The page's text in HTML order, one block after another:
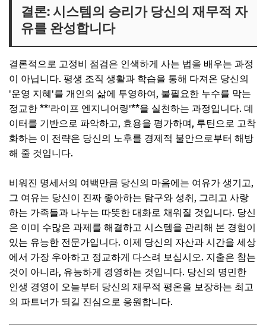
결론: 시스템의 승리가 당신의 재무적 자
유를 완성합니다
결론적으로 고정비 점검은 인색하게 사는 법을 배우는 과정
이 아닙니다. 평생 조직 생활과 학습을 통해 다져온 당신의
'운영 지혜'를 개인의 삶에 투영하여, 불필요한 누수를 막는
정교한 **'라이프 엔지니어링'**을 실천하는 과정입니다. 데
이터를 기반으로 파악하고, 효용을 평가하며, 루틴으로 고착
화하는 이 전략은 당신의 노후를 경제적 불안으로부터 해방
해 줄 것입니다.
비워진 명세서의 여백만큼 당신의 마음에는 여유가 생기고,
그 여유는 당신이 진짜 좋아하는 탐구와 성취, 그리고 사랑
하는 가족들과 나누는 따뜻한 대화로 채워질 것입니다. 당신
은 이미 수많은 과제를 해결하고 시스템을 관리해 본 경험이
있는 유능한 전문가입니다. 이제 당신의 자산과 시간을 세상
에서 가장 우아하고 정교하게 다스려 보십시오. 지출은 참는
것이 아니라, 유능하게 경영하는 것입니다. 당신의 명민한
인생 경영이 오늘부터 당신의 재무적 평온을 보장하는 최고
의 파트너가 되길 진심으로 응원합니다.